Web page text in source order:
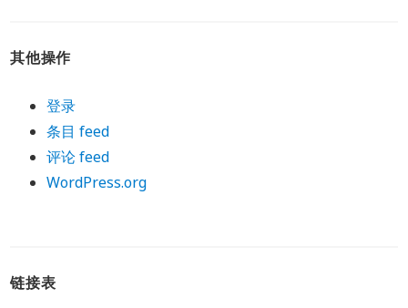
其他操作
登录
条目 feed
评论 feed
WordPress.org
链接表